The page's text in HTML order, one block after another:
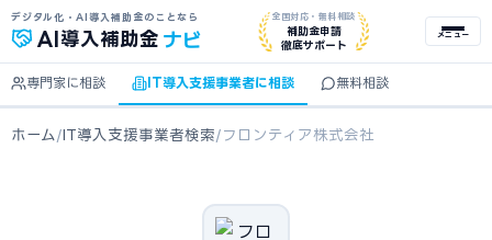
デジタル化・AI導入補助金のことなら
AI 導入補助金 ナビ
全国対応・無料相談
補助金申請
徹底サポート
メニュー
専門家に相談 IT導入支援事業者に相談 無料相談
ホーム /IT導入支援事業者検索/ フロンティア株式会社